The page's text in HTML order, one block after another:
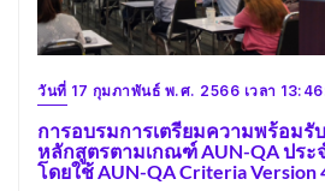
วันที่ 17 กุมภาพันธ์ พ.ศ. 2566 เวลา
การอบรมการเตรียมความพร้อมรั
หลักสูตรตามเกณฑ์ AUN-QA ประ
โดยใช้ AUN-QA Criteria Version